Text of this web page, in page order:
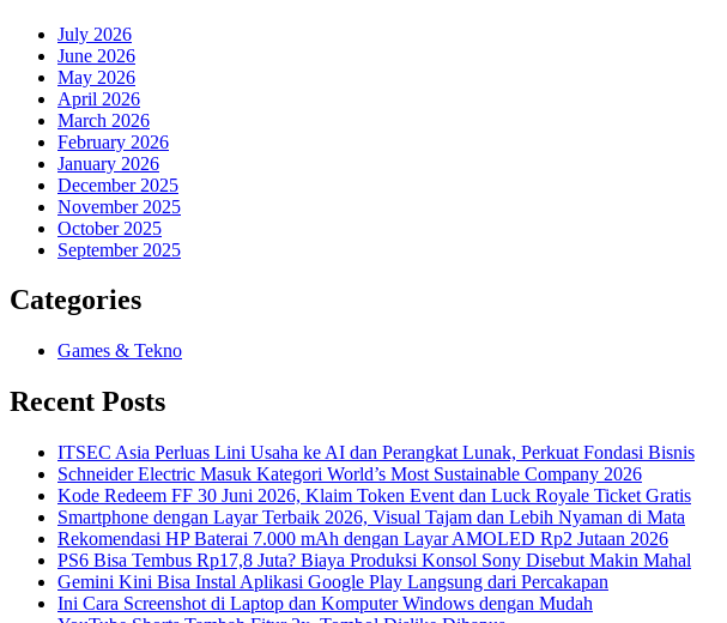
July 2026
June 2026
May 2026
April 2026
March 2026
February 2026
January 2026
December 2025
November 2025
October 2025
September 2025
Categories
Games & Tekno
Recent Posts
ITSEC Asia Perluas Lini Usaha ke AI dan Perangkat Lunak, Perkuat Fondasi Bisnis
Schneider Electric Masuk Kategori World’s Most Sustainable Company 2026
Kode Redeem FF 30 Juni 2026, Klaim Token Event dan Luck Royale Ticket Gratis
Smartphone dengan Layar Terbaik 2026, Visual Tajam dan Lebih Nyaman di Mata
Rekomendasi HP Baterai 7.000 mAh dengan Layar AMOLED Rp2 Jutaan 2026
PS6 Bisa Tembus Rp17,8 Juta? Biaya Produksi Konsol Sony Disebut Makin Mahal
Gemini Kini Bisa Instal Aplikasi Google Play Langsung dari Percakapan
Ini Cara Screenshot di Laptop dan Komputer Windows dengan Mudah